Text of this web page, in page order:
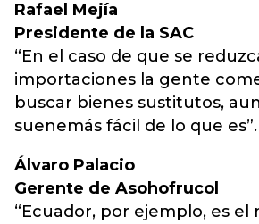
Rafael Mejía
Presidente de la SAC
“En el caso de que se
importaciones la gente
buscar bienes sustitutos,
suenemás fácil de lo que es”.
Álvaro Palacio
Gerente de Asohofrucol
“Ecuador, por ejemplo, es el